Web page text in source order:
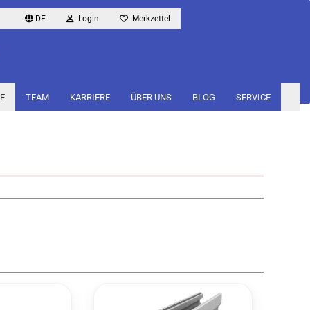
DE Login Merkzettel
TEAM KARRIERE ÜBER UNS BLOG SERVICE